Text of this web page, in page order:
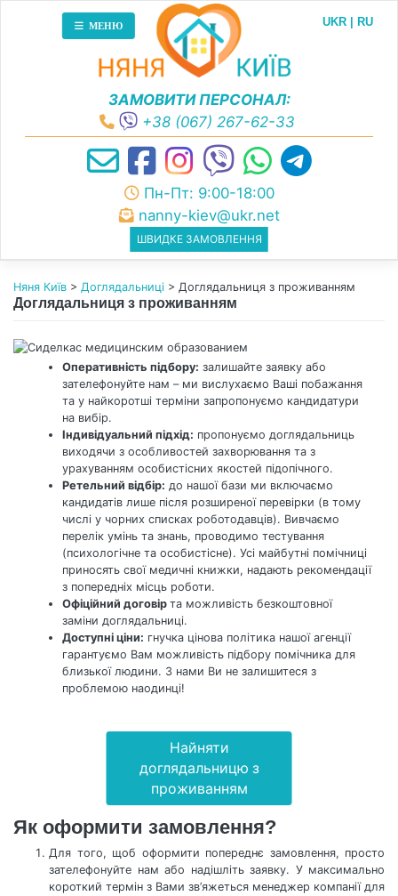
МЕНЮ UKR RU
ЗАМОВИТИ ПЕРСОНАЛ:
+38 (067) 267-62-33
Пн-Пт: 9:00-18:00
nanny-kiev@ukr.net
ШВИДКЕ ЗАМОВЛЕННЯ
Няня Київ > Доглядальниці > Доглядальниця з проживанням
Доглядальниця з проживанням
Оперативність підбору: залишайте заявку або
зателефонуйте нам – ми вислухаємо Ваші побажання
та у найкоротші терміни запропонуємо кандидатури
на вибір.
Індивідуальний підхід: пропонуємо доглядальниць
виходячи з особливостей захворювання та з
урахуванням особистісних якостей підопічного.
Ретельний відбір: до нашої бази ми включаємо
кандидатів лише після розширеної перевірки (в тому
числі у чорних списках роботодавців). Вивчаємо
перелік умінь та знань, проводимо тестування
(психологічне та особистісне). Усі майбутні помічниці
приносять свої медичні книжки, надають рекомендації
з попередніх місць роботи.
Офіційний договір та можливість безкоштовної
заміни доглядальниці.
Доступні ціни: гнучка цінова політика нашої агенції
гарантуємо Вам можливість підбору помічника для
близької людини. З нами Ви не залишитеся з
проблемою наодинці!
Найняти
доглядальницю з
проживанням
Як оформити замовлення?
Для того, щоб оформити попереднє замовлення, просто
зателефонуйте нам або надішліть заявку. У максимально
короткий термін з Вами зв’яжеться менеджер компанії для